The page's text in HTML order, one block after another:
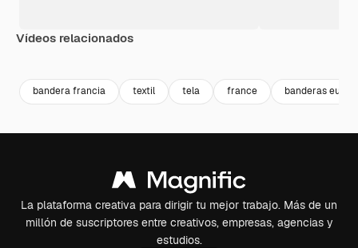
Vídeos relacionados
bandera francia textil tela france banderas
La plataforma creativa para dirigir tu mejor trabajo. Más de un
millón de suscriptores entre creativos, empresas, agencias y
estudios.